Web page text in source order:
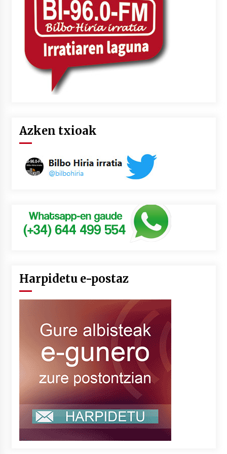
2026/07/03
MUSIBLA #297: Bide, Boards Of Canada, Somak,
Tiga, Twisted Teens, Underscores, Habia
2026/07/02
Azken txioak
Harpidetu e-postaz